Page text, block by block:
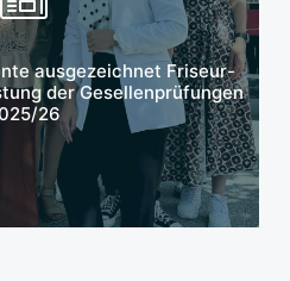
ausgezeichnet Friseur-
der Gesellenprüfungen
26